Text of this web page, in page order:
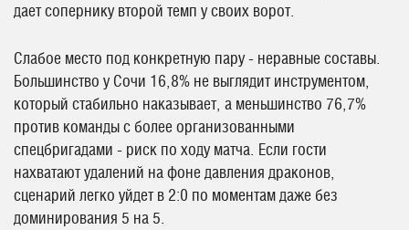
дает сопернику второй темп у своих ворот.
Слабое место под конкретную пару - неравные составы.
Большинство у Сочи 16,8% не выглядит инструментом,
который стабильно наказывает, а меньшинство 76,7%
против команды с более организованными
спецбригадами - риск по ходу матча. Если гости
нахватают удалений на фоне давления драконов,
сценарий легко уйдет в 2:0 по моментам даже без
доминирования 5 на 5.